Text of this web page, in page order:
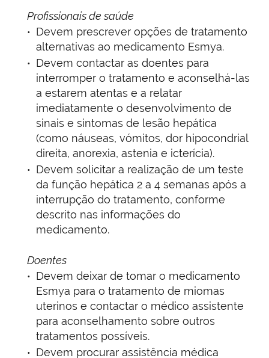
Profissionais de saúde
Devem prescrever opções de tratamento
alternativas ao medicamento Esmya.
Devem contactar as doentes para
interromper o tratamento e aconselhá-las
a estarem atentas e a relatar
imediatamente o desenvolvimento de
sinais e sintomas de lesão hepática
(como náuseas, vómitos, dor hipocondrial
direita, anorexia, astenia e icterícia).
Devem solicitar a realização de um teste
da função hepática 2 a 4 semanas após a
interrupção do tratamento, conforme
descrito nas informações do
medicamento.
Doentes
Devem deixar de tomar o medicamento
Esmya para o tratamento de miomas
uterinos e contactar o médico assistente
para aconselhamento sobre outros
tratamentos possíveis.
Devem procurar assistência médica